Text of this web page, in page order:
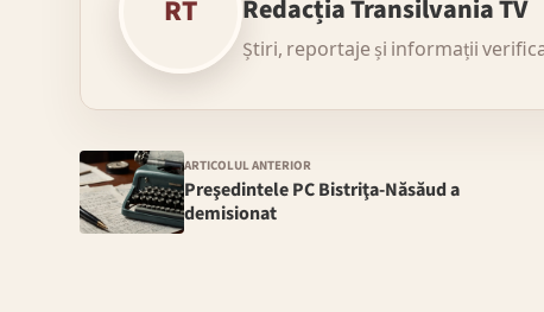
RT Redacția Transilvania TV
Știri, reportaje și informații
ARTICOLUL ANTERIOR
Preşedintele PC Bistriţa-Năsăud a
demisionat